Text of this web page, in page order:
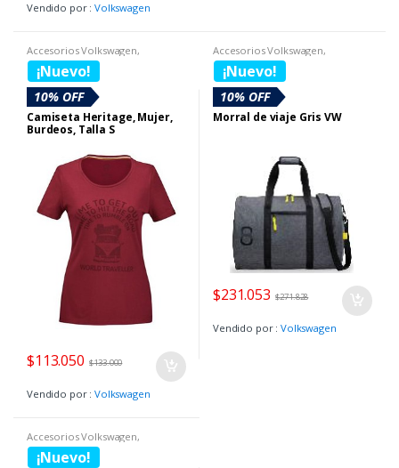
Vendido por :Volkswagen
Accesorios Volkswagen,
Boutique Volkswagen
BOUTIQUE DIA DE LA MUJER
sombrillas
10% OFF
¡Nuevo!
Camiseta Heritage, Mujer,
Burdeos, Talla S
$113.050 $133.000
Vendido por :Volkswagen
Accesorios Volkswagen,
Boutique Volkswagen
Morrales,SECCION BOUTIQUE
DIA DE LA MUJER
10% OFF
¡Nuevo!
Morral de viaje Gris VW
$231.053 $271.828
Vendido por :Volkswagen
Accesorios Volkswagen,
Boutique Volkswagen
¡Nuevo!